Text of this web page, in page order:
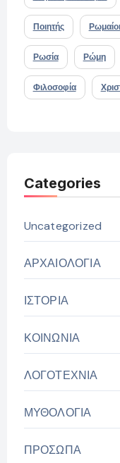
Ποιητής Ρωμαίοι
Ρωσία Ρώμη
Φιλοσοφία
Categories
Uncategorized
ΑΡΧΑΙΟΛΟΓΙΑ
ΙΣΤΟΡΙΑ
ΚΟΙΝΩΝΙΑ
ΛΟΓΟΤΕΧΝΙΑ
ΜΥΘΟΛΟΓΙΑ
ΠΡΟΣΩΠΑ